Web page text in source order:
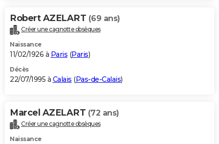
Robert AZELART (69 ans)
Créer une cagnotte obsèques
Naissance
11/02/1926 à Paris (Paris)
Décès
22/07/1995 à Calais (Pas-de-Calais)
Marcel AZELART (72 ans)
Créer une cagnotte obsèques
Naissance